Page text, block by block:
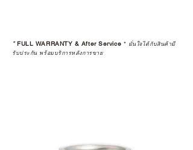
*FULL WARRANTY & After Service * มั่นใจได้กับสินค้ามี
รับประกัน พร้อมบริการหลังการขาย